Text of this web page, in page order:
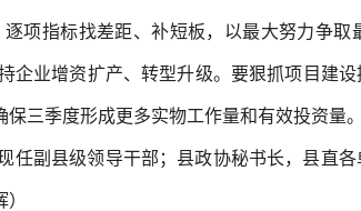
项指标找差距、补短板，以最大努力争
业增资扩产、转型升级。要狠抓项目建
三季度形成更多实物工作量和有效投资量。
副县级领导干部；县政协秘书长，县直